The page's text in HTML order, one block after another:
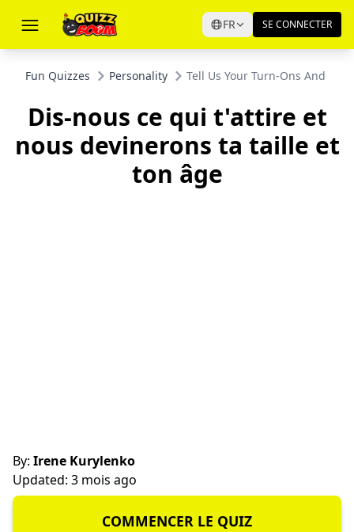
FR SE CONNECTER
Fun Quizzes Personality Tell Us Your Turn-Ons And
Dis-nous ce qui t'attire et
nous devinerons ta taille et
ton âge
By: Irene Kurylenko
Updated: 3 mois ago
COMMENCER LE QUIZ